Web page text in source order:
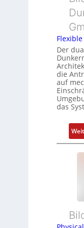
Der
die
auf
das